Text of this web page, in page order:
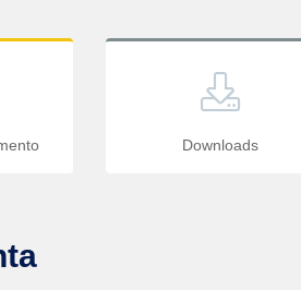
Downloads